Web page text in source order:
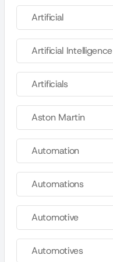
Artificial
Artificial Intelligence
Artificials
Aston Martin
Automation
Automations
Automotive
Automotives